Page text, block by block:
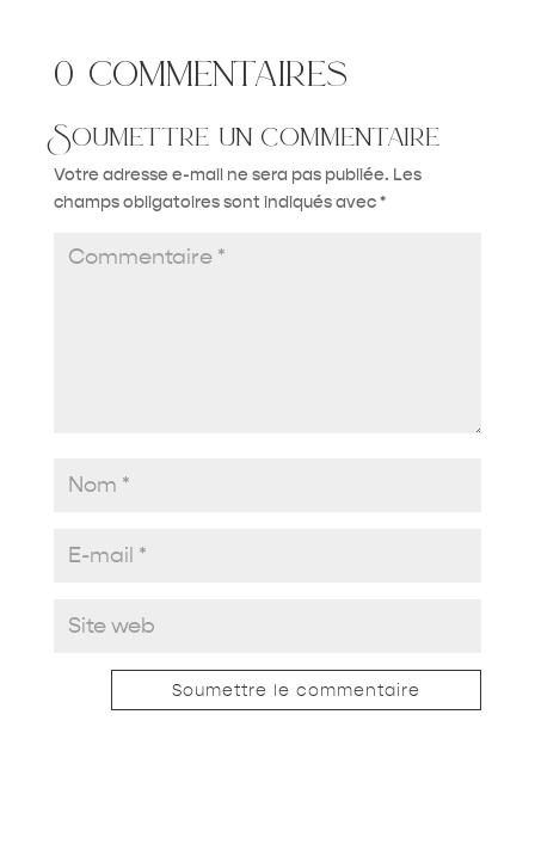
0 commentaires
Soumettre un commentaire
Votre adresse e-mail ne sera pas publiée. Les
champs obligatoires sont indiqués avec*
Soumettre le commentaire